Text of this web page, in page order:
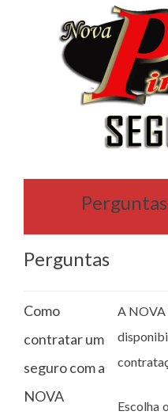
Perguntas
Como
contratar um
seguro com a
NOVA
A NOVA
Escolha